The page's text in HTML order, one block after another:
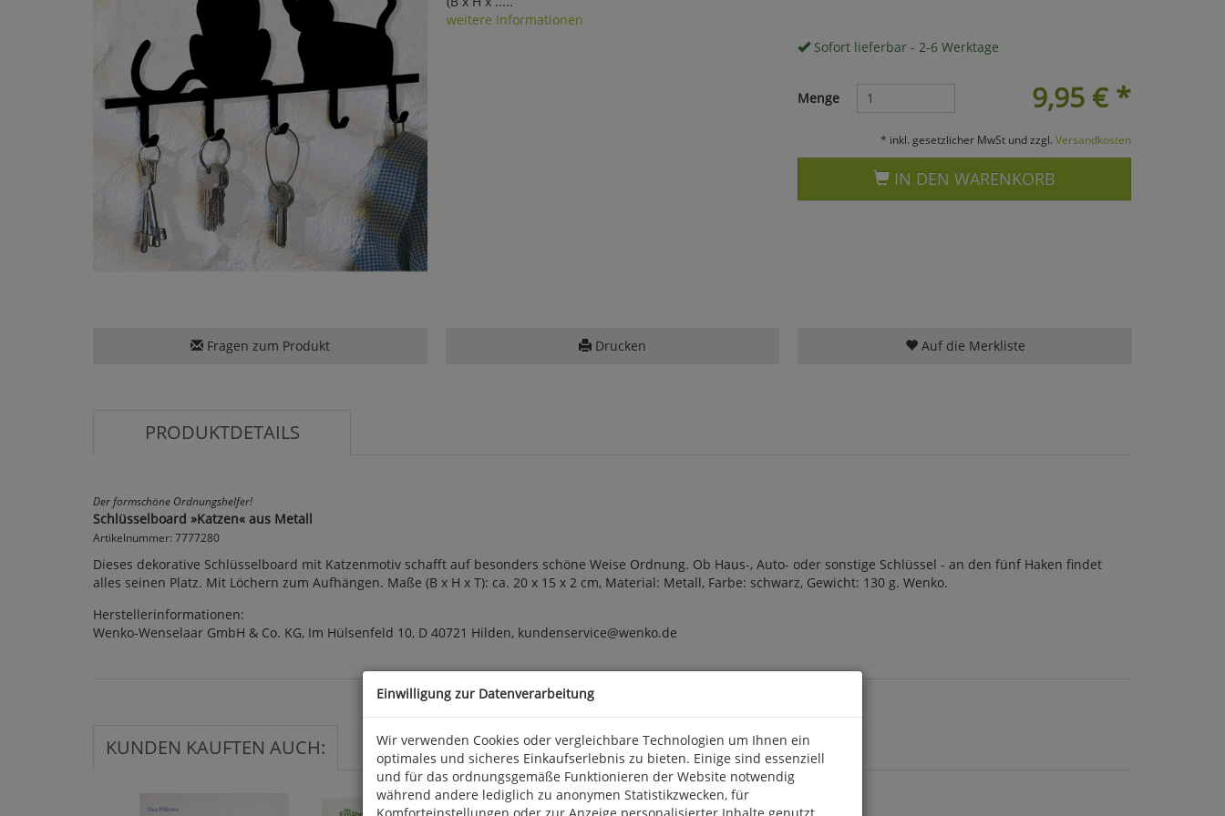
weitere Informationen
Sofort lieferbar - 2-6 Werktage
9,95 €*
Menge
* inkl. gesetzlicher MwSt und zzgl. Versandkosten
IN DEN WARENKORB
Fragen zum Produkt Drucken Auf die Merkliste
PRODUKTDETAILS
Der formschöne Ordnungshelfer!
Schlüsselboard »Katzen« aus Metall
Artikelnummer: 7777280
Dieses dekorative Schlüsselboard mit Katzenmotiv schafft auf besonders schöne Weise Ordnung. Ob Haus-, Auto- oder sonstige Schlüssel - an den fünf Haken findet
alles seinen Platz. Mit Löchern zum Aufhängen. Maße (B x H x T): ca. 20 x 15 x 2 cm, Material: Metall, Farbe: schwarz, Gewicht: 130 g. Wenko.
Herstellerinformationen:
Wenko-Wenselaar GmbH & Co. KG, Im Hülsenfeld 10, D 40721 Hilden, kundenservice@wenko.de
KUNDEN KAUFTEN AUCH:
Einwilligung zur Datenverarbeitung
Wir verwenden Cookies oder vergleichbare Technologien um Ihnen ein
optimales und sicheres Einkaufserlebnis zu bieten. Einige sind essenziell
und für das ordnungsgemäße Funktionieren der Website notwendig
während andere lediglich zu anonymen Statistikzwecken, für
Komforteinstellungen oder zur Anzeige personalisierter Inhalte genutzt